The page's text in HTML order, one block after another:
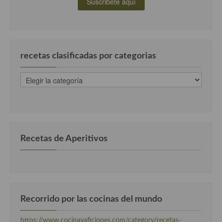
recetas clasificadas por categorias
recetas
clasificadas
Recetas de Aperitivos
Recorrido por las cocinas del mundo
https://www.cocinayaficiones.com/category/recetas-